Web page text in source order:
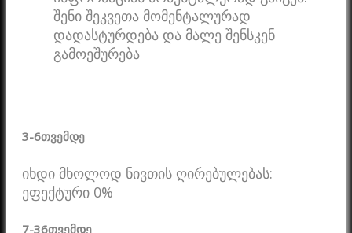
შენი შეკვეთა მომენტალურად
დადასტურდება და მალე შენსკენ
გამოეშურება
3-6თვემდე
იხდი მხოლოდ ნივთის ღირებულებას:
ეფექტური 0%
7-36თვემდე